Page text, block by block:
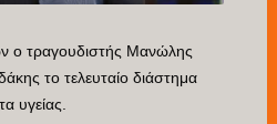
ο τραγουδιστής Μανώλης
το τελευταίο διάστημα
υγείας.